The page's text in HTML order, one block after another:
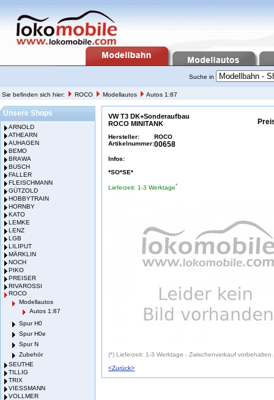
Suche in
Sie befinden sich hier: ROCO Modellautos Autos 1:87
Unsere Shops
ARNOLD
ATHEARN
AUHAGEN
BEMO
BRAWA
BUSCH
FALLER
FLEISCHMANN
GÜTZOLD
HOBBYTRAIN
HORNBY
KATO
LEMKE
LENZ
LGB
LILIPUT
MÄRKLIN
NOCH
PIKO
PREISER
RIVAROSSI
ROCO
Modellautos
Autos 1:87
Spur H0
Spur H0e
Spur N
Zubehör
SEUTHE
TILLIG
TRIX
VIESSMANN
VOLLMER
VW T3 DK+Sonderaufbau
ROCO MINITANK
Hersteller:
ROCO
Artikelnummer:00658
Infos:
*SO*SE*
Lieferzeit: 1-3 Werktage*
(*) Lieferzeit: 1-3 Werktage - Zwischenverkauf vorbehalten.
<Zurück>